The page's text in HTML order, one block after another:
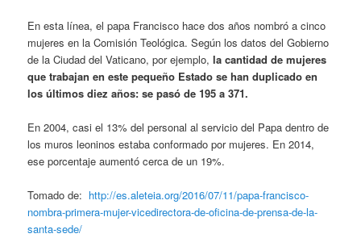
En esta línea, el papa Francisco hace dos años nombró a cinco
mujeres en la Comisión Teológica. Según los datos del Gobierno
de la Ciudad del Vaticano, por ejemplo,la cantidad de mujeres
que trabajan en este pequeño Estado se han duplicado en
los últimos diez años: se pasó de 195 a 371.
En 2004, casi el 13% del personal al servicio del Papa dentro de
los muros leoninos estaba conformado por mujeres. En 2014,
ese porcentaje aumentó cerca de un 19%.
Tomado de: http://es.aleteia.org/2016/07/11/papa-francisco-
nombra-primera-mujer-vicedirectora-de-oficina-de-prensa-de-la-
santa-sede/